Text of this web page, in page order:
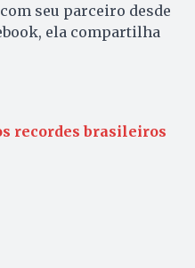
seu parceiro desde
ela compartilha
recordes brasileiros